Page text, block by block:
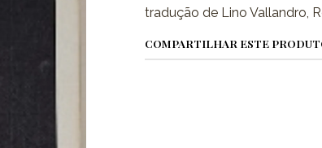
tradução de Lino Vallandro,
COMPARTILHAR ESTE